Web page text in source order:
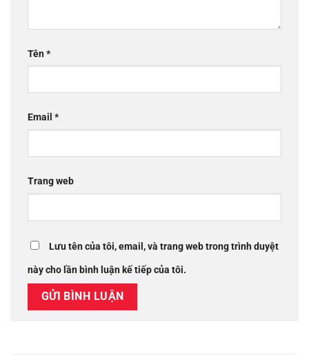
Tên*
Email *
Trang web
Lưu tên của tôi, email, và trang web trong trình duyệt
này cho lần bình luận kế tiếp của tôi.